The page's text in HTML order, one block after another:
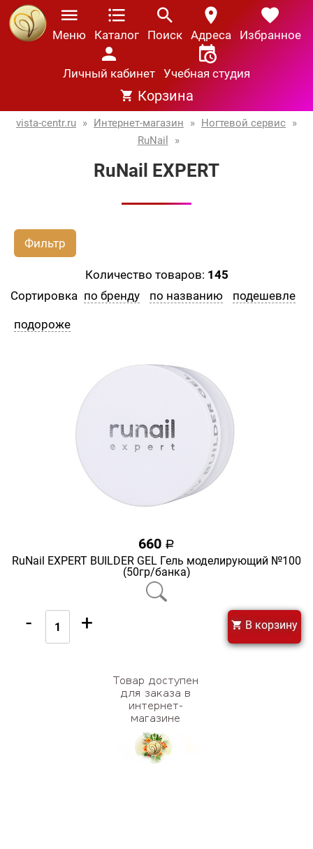
Меню Каталог Поиск Адреса Избранное
Личный кабинет Учебная студия
Корзина
vista-centr.ru » Интернет-магазин » Ногтевой сервис »
RuNail
»
RuNail EXPERT
Фильтр
Количество товаров: 145
Сортировка по бренду по названию подешевле
подороже
660 a
RuNail EXPERT BUILDER GEL Гель моделирующий №100
(50гр/банка)
- + В корзину